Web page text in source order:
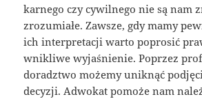
karnego czy cywilnego nie są nam
zrozumiałe. Zawsze, gdy mamy
ich interpretacji warto poprosić
wnikliwe wyjaśnienie. Poprzez
doradztwo możemy uniknąć
decyzji. Adwokat pomoże nam